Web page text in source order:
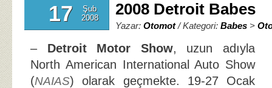
17
Şub
2008
2008 Detroit Babes
Yazar: Otomot/ Kategori: Babes >
– Detroit Motor Show, uzun adıyla
North American International Auto Show
(NAIAS) olarak geçmekte. 19-27 Ocak